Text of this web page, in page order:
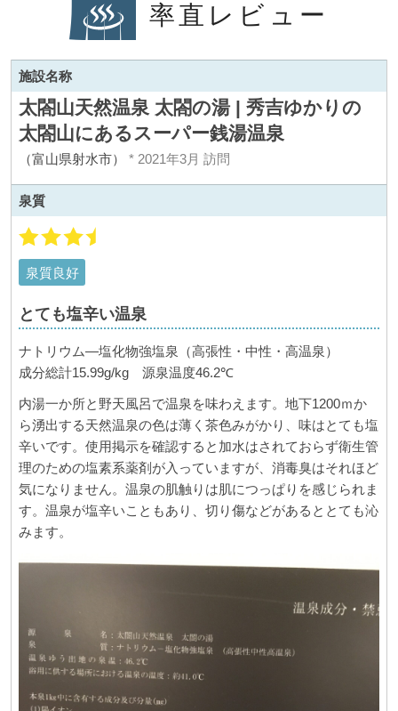
率直レビュー
施設名称
太閤山天然温泉 太閤の湯 | 秀吉ゆかりの
太閤山にあるスーパー銭湯温泉
（富山県射水市） * 2021年3月 訪問
泉質
泉質良好
とても塩辛い温泉
ナトリウム―塩化物強塩泉（高張性・中性・高温泉）
成分総計15.99g/kg 源泉温度46.2℃
内湯一か所と野天風呂で温泉を味わえます。地下1200ｍか
ら湧出する天然温泉の色は薄く茶色みがかり、味はとても塩
辛いです。使用掲示を確認すると加水はされておらず衛生管
理のための塩素系薬剤が入っていますが、消毒臭はそれほど
気になりません。温泉の肌触りは肌につっぱりを感じられま
す。温泉が塩辛いこともあり、切り傷などがあるととても沁
みます。